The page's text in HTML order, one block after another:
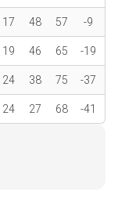
17 48 57 -9
19 46 65 -19
24 38 75 -37
24 27 68 -41